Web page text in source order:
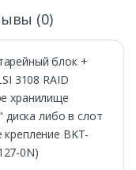
(0)
блок +
3108 RAID
хранилище
диска либо в слот
BKT-
0N)